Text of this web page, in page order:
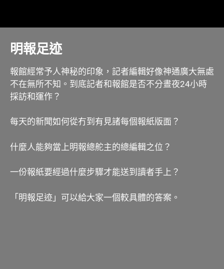
明報足迹
報館經常予人神秘的印象，記者編輯好像神通廣大無處
不在無所不知。到底記者和報館是否不分晝夜24小時
採訪和運作？
每天的新聞如何從冇到有見諸每個報紙版面？
什麼人能夠當上明報總舵主的總編輯之位？
一份報紙要經過什麼步驟才能送到讀者手上？
「明報足迹」可以給大家一個較具體的答案。